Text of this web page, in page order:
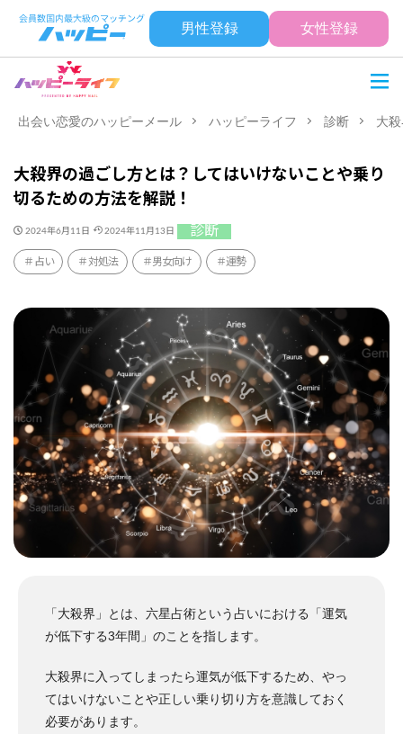
男性登録 女性登録
出会い恋愛のハッピーメール ハッピーライフ 診断 大
大殺界の過ごし方とは？してはいけないことや乗り
切るための方法を解説！
2024年6月11日 2024年11月13日 診断
占い 対処法 男女向け 運勢
「大殺界」とは、六星占術という占いにおける「運気
が低下する3年間」のことを指します。
大殺界に入ってしまったら運気が低下するため、やっ
てはいけないことや正しい乗り切り方を意識しておく
必要があります。